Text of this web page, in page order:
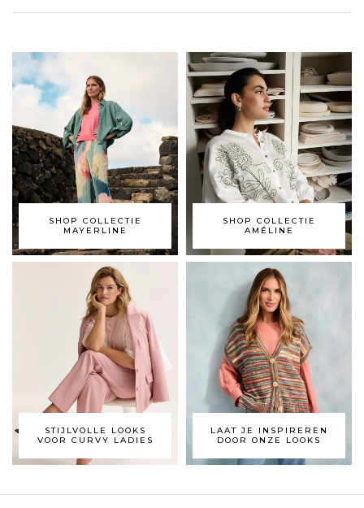
SHOP COLLECTIE
MAYERLINE
SHOP COLLECTIE
AMÉLINE
STIJLVOLLE LOOKS
VOOR CURVY LADIES
LAAT JE INSPIREREN
DOOR ONZE LOOKS